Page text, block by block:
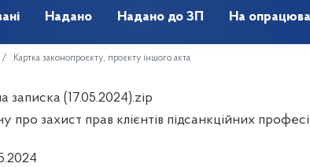
Надано Надано до ЗП На
Картка законопроєкту, проєкту іншого акта
записка (17.05.2024).zip
про захист прав клієнтів підсанкційних